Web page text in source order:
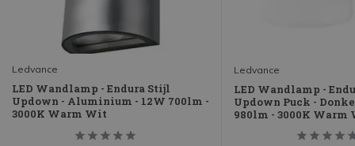
Ledvance
LED Wandlamp - Endura Stijl
Updown - Aluminium - 12W 700lm -
3000K Warm Wit
Ledvance
LED Wandlamp -
Updown Puck -
980lm - 3000K Warm